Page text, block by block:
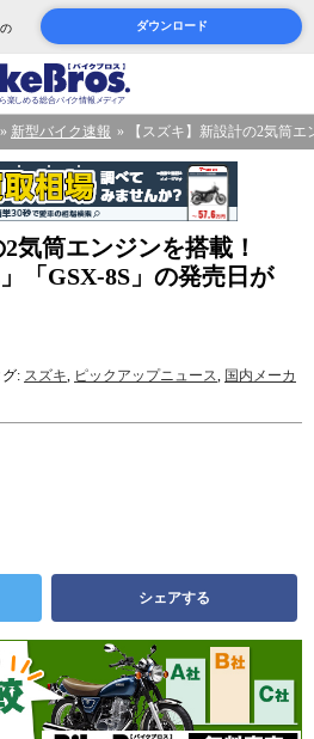
ダウンロード
新型バイク速報 【スズキ】新設計の2気筒
気筒エンジンを搭載！
「GSX-8S」の発売日が
: スズキ, ピックアップニュース, 国内メーカ
シェアする